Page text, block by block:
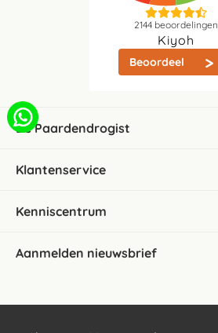
2144beoordelingen
Kiyoh
Beoordeel
De Paardendrogist
Klantenservice
Kenniscentrum
Aanmelden nieuwsbrief